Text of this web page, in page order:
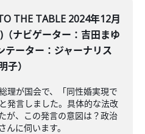
THE TABLE 2024年12月
（ナビゲーター：吉田まゆ
テーター：ジャーナリス
子）
理が国会で、「同性婚実現で
発言しました。具体的な法改
が、この発言の意図は？政治
んに伺います。